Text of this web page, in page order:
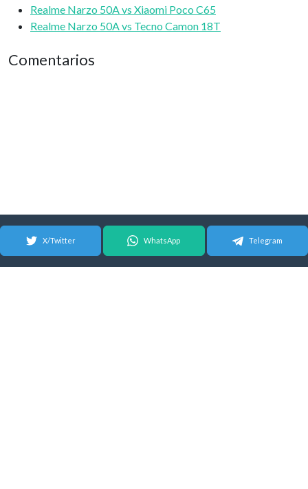
Realme Narzo 50A vs Xiaomi Poco C65
Realme Narzo 50A vs Tecno Camon 18T
Comentarios
X/Twitter WhatsApp Telegram